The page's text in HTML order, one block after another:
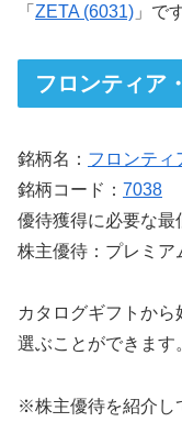
「 ZETA (6031) 」で
フロンティア
銘柄名： フロンティ
銘柄コード： 7038
優待獲得に必要な最
株主優待：プレミア
カタログギフトから
選ぶことができます
※株主優待を紹介し